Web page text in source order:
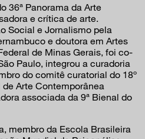
36ª Panorama da Arte
e crítica de arte.
Social e Jornalismo pela
e doutora em Artes
de Minas Gerais, foi co-
Paulo, integrou a curadoria
do comitê curatorial do 18º
Arte Contemporânea
associada da 9ª Bienal do
membro da Escola Brasileira